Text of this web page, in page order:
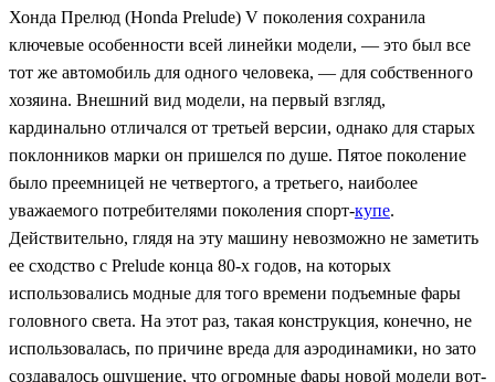
Хонда Прелюд (Honda Prelude) V поколения сохранила
ключевые особенности всей линейки модели, — это был все
тот же автомобиль для одного человека, — для собственного
хозяина. Внешний вид модели, на первый взгляд,
кардинально отличался от третьей версии, однако для старых
поклонников марки он пришелся по душе. Пятое поколение
было преемницей не четвертого, а третьего, наиболее
уважаемого потребителями поколения спорт-купе.
Действительно, глядя на эту машину невозможно не заметить
ее сходство с Prelude конца 80-х годов, на которых
использовались модные для того времени подъемные фары
головного света. На этот раз, такая конструкция, конечно, не
использовалась, по причине вреда для аэродинамики, но зато
создавалось ощущение, что огромные фары новой модели вот-